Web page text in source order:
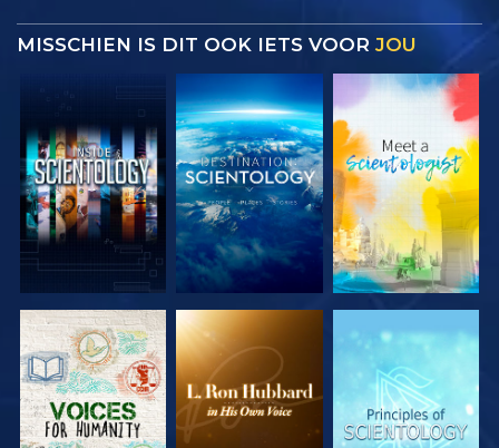
MISSCHIEN IS DIT OOK IETS VOOR JOU
VERKEN DE
SERIE
VERKEN DE
SERIE
VERKEN DE
SERIE